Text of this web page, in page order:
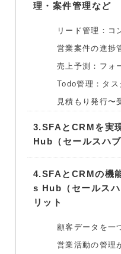
理・案件管理など
リード管理：コ
営業案件の進捗
売上予測：フォ
Todo管理：タス
見積もり発行〜
3.SFAとCRMを実
Hub（セールスハ
4.SFAとCRMの機
s Hub（セールス
リット
顧客データを一
営業活動の管理